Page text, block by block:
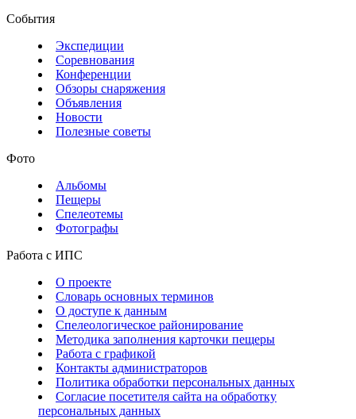
События
Экспедиции
Соревнования
Конференции
Обзоры снаряжения
Объявления
Новости
Полезные советы
Фото
Альбомы
Пещеры
Спелеотемы
Фотографы
Работа с ИПС
О проекте
Словарь основных терминов
О доступе к данным
Спелеологическое районирование
Методика заполнения карточки пещеры
Работа с графикой
Контакты администраторов
Политика обработки персональных данных
Согласие посетителя сайта на обработку
персональных данных